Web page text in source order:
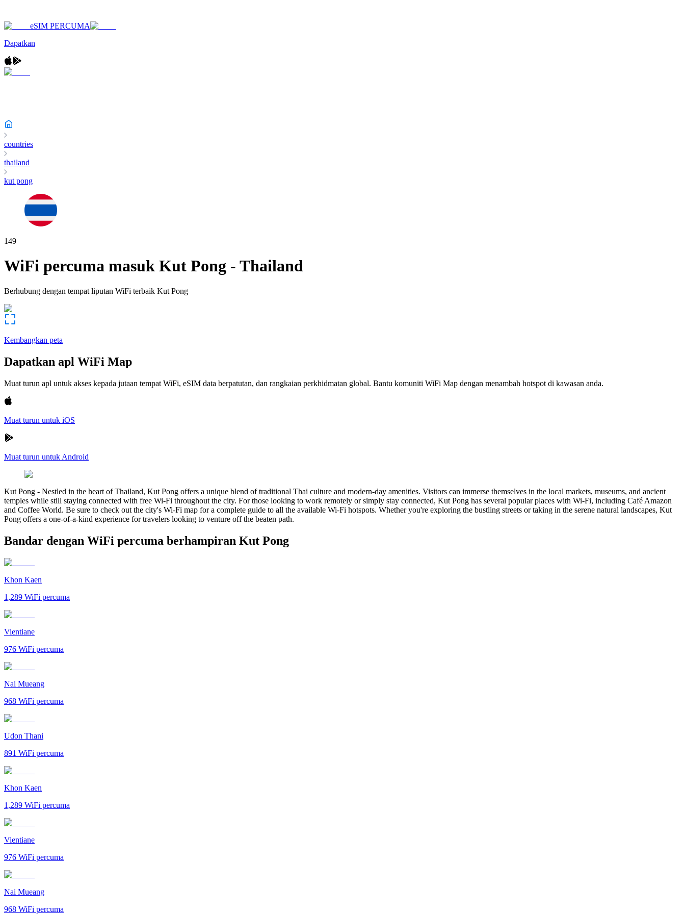
eSIM PERCUMA
Dapatkan
countries
thailand
kut pong
149
WiFi percuma masuk Kut Pong - Thailand
Berhubung dengan tempat liputan WiFi terbaik Kut Pong
Kembangkan peta
Dapatkan apl WiFi Map
Muat turun apl untuk akses kepada jutaan tempat WiFi, eSIM data berpatutan, dan rangkaian perkhidmatan global. Bantu komuniti WiFi Map dengan menambah hotspot di kawasan anda.
Muat turun untuk iOS
Muat turun untuk Android
Kut Pong - Nestled in the heart of Thailand, Kut Pong offers a unique blend of traditional Thai culture and modern-day amenities. Visitors can immerse themselves in the local markets, museums, and ancient
temples while still staying connected with free Wi-Fi throughout the city. For those looking to work remotely or simply stay connected, Kut Pong has several popular places with Wi-Fi, including Café Amazon
and Coffee World. Be sure to check out the city's Wi-Fi map for a complete guide to all the available Wi-Fi hotspots. Whether you're exploring the bustling streets or taking in the serene natural landscapes, Kut
Pong offers a one-of-a-kind experience for travelers looking to venture off the beaten path.
Bandar dengan WiFi percuma berhampiran Kut Pong
Khon Kaen
1,289 WiFi percuma
Vientiane
976 WiFi percuma
Nai Mueang
968 WiFi percuma
Udon Thani
891 WiFi percuma
Khon Kaen
1,289 WiFi percuma
Vientiane
976 WiFi percuma
Nai Mueang
968 WiFi percuma